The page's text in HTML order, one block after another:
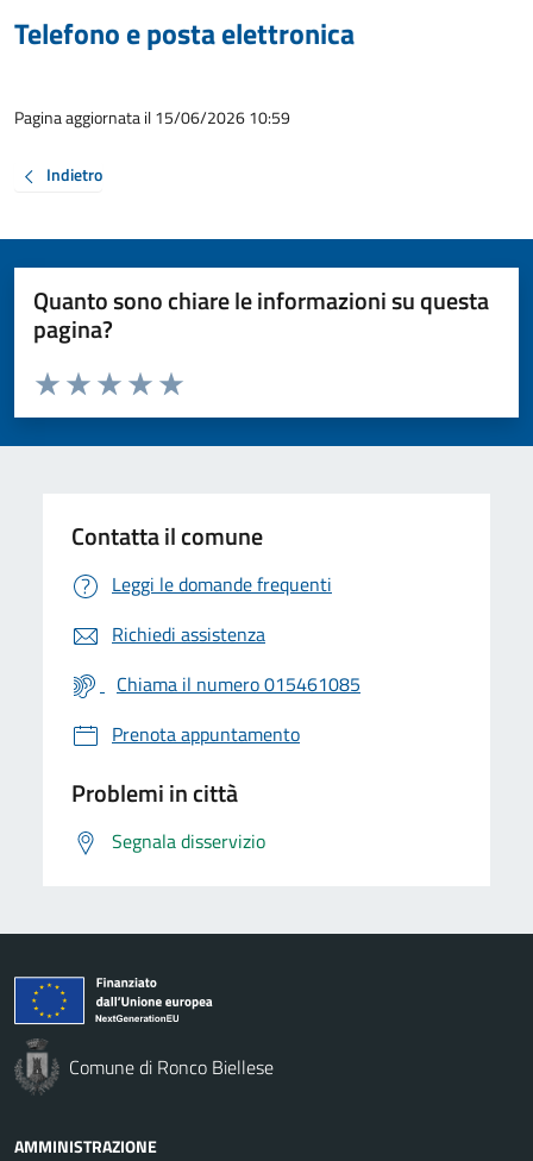
Telefono e posta elettronica
Pagina aggiornata il 15/06/2026 10:59
Indietro
Quanto sono chiare le informazioni su questa
pagina?
Valuta da 1 a 5 stelle la pagina
Valuta 5 stelle su 5
Valuta 4 stelle su 5
Valuta 3 stelle su 5
Valuta 2 stelle su 5
Valuta 1 stelle su 5
Contatta il comune
Leggi le domande frequenti
Richiedi assistenza
Chiama il numero 015461085
Prenota appuntamento
Problemi in città
Segnala disservizio
Comune di Ronco Biellese
AMMINISTRAZIONE